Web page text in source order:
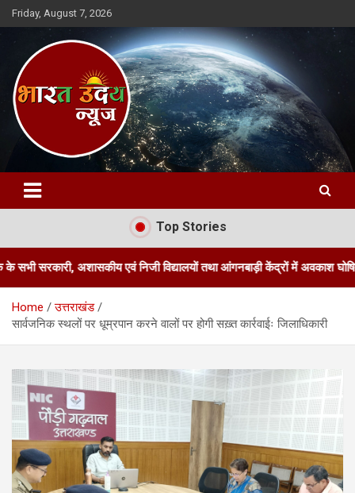
Skip
to
Friday, August 7, 2026
Bharat Uday News
Top Stories
अशासकीय एवं निजी विद्यालयों तथा आंगनबाड़ी केंद्रों में अवकाश घोषित किया
Home
उत्तराखंड
सार्वजनिक स्थलों पर धूम्रपान करने वालों पर होगी सख़्त कार्रवाईः जिलाधिकारी